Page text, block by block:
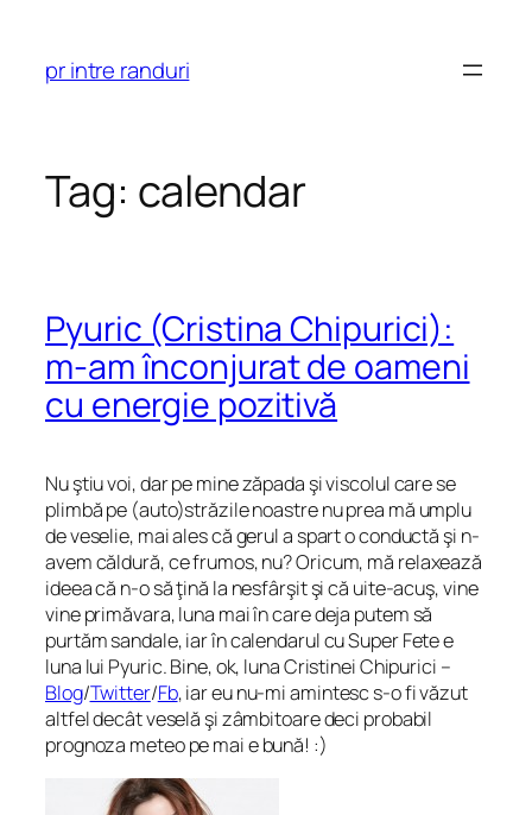
content
pr intre randuri
Tag: calendar
Pyuric (Cristina Chipurici):
m-am înconjurat de oameni
cu energie pozitivă
Nu ştiu voi, dar pe mine zăpada şi viscolul care se
plimbă pe (auto)străzile noastre nu prea mă umplu
de veselie, mai ales că gerul a spart o conductă şi n-
avem căldură, ce frumos, nu? Oricum, mă relaxează
ideea că n-o să ţină la nesfârşit şi că uite-acuş, vine
vine primăvara, luna mai în care deja putem să
purtăm sandale, iar în calendarul cu Super Fete e
luna lui Pyuric. Bine, ok, luna Cristinei Chipurici –
Blog/Twitter/Fb, iar eu nu-mi amintesc s-o fi văzut
altfel decât veselă şi zâmbitoare deci probabil
prognoza meteo pe mai e bună! :)